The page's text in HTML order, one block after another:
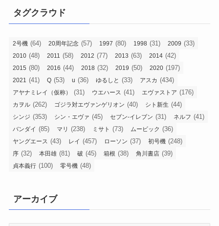
タグクラウド
2号機 (64) 20周年記念 (57) 1997 (80) 1998 (31) 2009 (33)
2010 (48) 2011 (58) 2012 (77) 2013 (63) 2014 (42)
2015 (80) 2016 (44) 2018 (32) 2019 (50) 2020 (197)
2021 (41) Q (53) u (36) ゆるしと (33) アスカ (434)
アヤナミレイ（仮称） (31) ウエハース (41) エヴァストア (176)
カヲル (262) ゴジラ対エヴァンゲリオン (40) シト新生 (44)
シンジ (353) シン・エヴァ (45) セブン-イレブン (31) ネルフ (41)
バンダイ (85) マリ (238) ミサト (73) ムービック (36)
ヤングエース (43) レイ (457) ローソン (37) 初号機 (248)
序 (32) 本田雄 (81) 破 (45) 箱根 (38) 角川書店 (39)
貞本義行 (100) 零号機 (48)
アーカイブ